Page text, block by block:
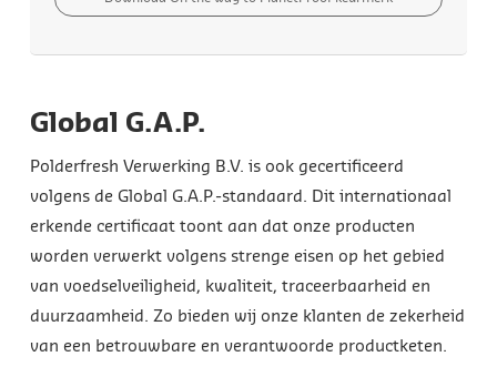
Global G.A.P.
Polderfresh Verwerking B.V. is ook gecertificeerd
volgens de Global G.A.P.-standaard. Dit internationaal
erkende certificaat toont aan dat onze producten
worden verwerkt volgens strenge eisen op het gebied
van voedselveiligheid, kwaliteit, traceerbaarheid en
duurzaamheid. Zo bieden wij onze klanten de zekerheid
van een betrouwbare en verantwoorde productketen.